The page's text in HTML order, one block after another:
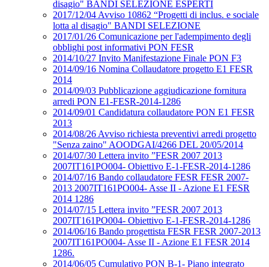
disagio" BANDI SELEZIONE ESPERTI
2017/12/04 Avviso 10862 “Progetti di inclus. e sociale
lotta al disagio" BANDI SELEZIONE
2017/01/26 Comunicazione per l'adempimento degli
obblighi post informativi PON FESR
2014/10/27 Invito Manifestazione Finale PON F3
2014/09/16 Nomina Collaudatore progetto E1 FESR
2014
2014/09/03 Pubblicazione aggiudicazione fornitura
arredi PON E1-FESR-2014-1286
2014/09/01 Candidatura collaudatore PON E1 FESR
2013
2014/08/26 Avviso richiesta preventivi arredi progetto
"Senza zaino" AOODGAI/4266 DEL 20/05/2014
2014/07/30 Lettera invito ”FESR 2007 2013
2007IT161PO004- Obiettivo E-1-FESR-2014-1286
2014/07/16 Bando collaudatore FESR FESR 2007-
2013 2007IT161PO004- Asse II - Azione E1 FESR
2014 1286
2014/07/15 Lettera invito ”FESR 2007 2013
2007IT161PO004- Obiettivo E-1-FESR-2014-1286
2014/06/16 Bando progettista FESR FESR 2007-2013
2007IT161PO004- Asse II - Azione E1 FESR 2014
1286.
2014/06/05 Cumulativo PON B-1- Piano integrato